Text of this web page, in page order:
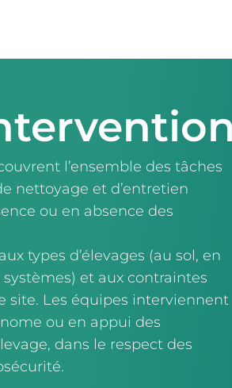
l’ensemble des tâches
nettoyage et d’entretien
ou en absence des
types d’élevages (au sol, en
et aux contraintes
site. Les équipes interviennent
ou en appui des
dans le respect des